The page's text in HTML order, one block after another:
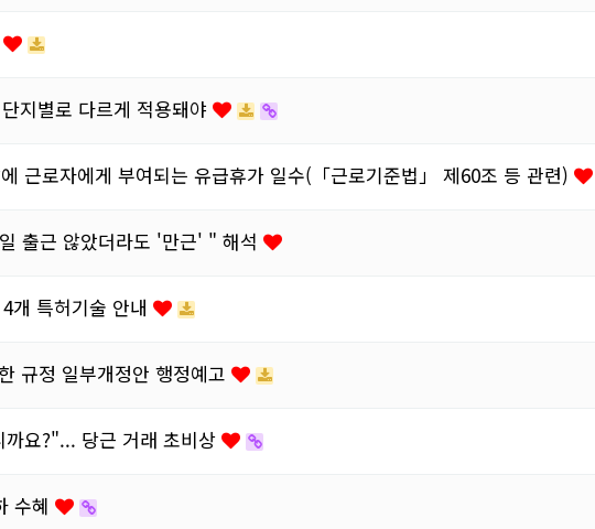
지별로 다르게 적용돼야
근로자에게 부여되는 유급휴가 일수(「근로기준법」 제60조 등 관련)
출근 않았더라도 '만근' " 해석
개 특허기술 안내
규정 일부개정안 행정예고
요?"... 당근 거래 초비상
수혜